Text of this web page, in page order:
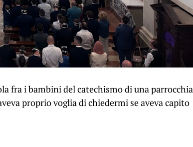
fra i bambini del catechismo di una parrocchia
proprio voglia di chiedermi se aveva capito